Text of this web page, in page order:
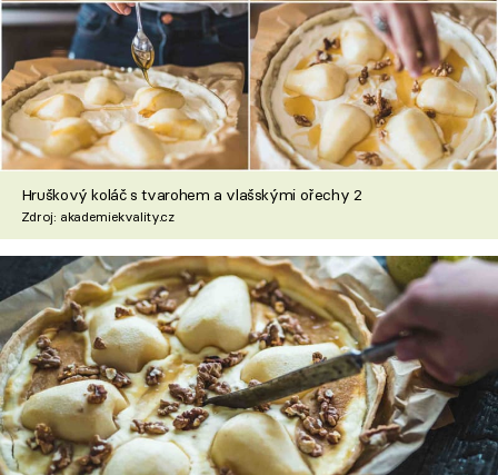
Hruškový koláč s tvarohem a vlašskými ořechy 2
Zdroj: akademiekvality.cz